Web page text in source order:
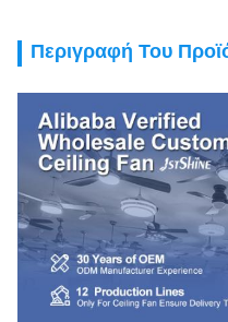
Περιγραφή Του